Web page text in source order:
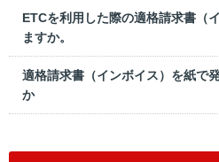
ETCを利用した際の適格請求書（
ますか。
適格請求書（インボイス）を紙で
か